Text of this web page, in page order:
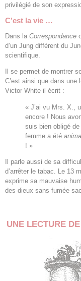
privilégié de son
C’est la vie …
Dans la Correspondance
d’un Jung différent du
scientifique.
Il se permet de montrer
C’est ainsi que dans
Victor White il écrit :
« J’ai vu Mrs. X.,
encore ! Nous
suis bien obligé
femme a été anima
! »
Il parle aussi de sa
d’arrêter le tabac. Le 13
exprime sa mauvaise
des dieux sans fumée
UNE LECTURE